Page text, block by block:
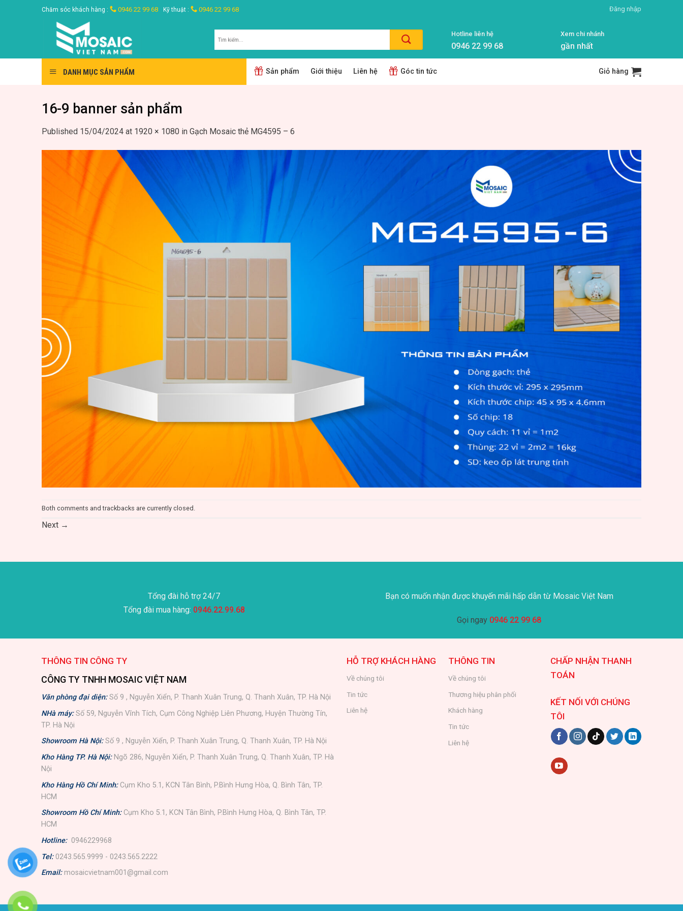
Chăm sóc khách hàng : 0946 22 99 68 Kỹ thuật : 0946 22 99 68 Đăng nhập
Hotline liên hệ
0946 22 99 68
Xem chi nhánh
gần nhất
DANH MỤC SẢN PHẨM Sản phẩm Giới thiệu Liên hệ Góc tin tức Giỏ hàng
16-9 banner sản phẩm
Published 15/04/2024 at 1920 × 1080 in Gạch Mosaic thẻ MG4595 – 6
Both comments and trackbacks are currently closed.
Next →
Tổng đài hỗ trợ 24/7
Tổng đài mua hàng: 0946.22.99.68
Bạn có muốn nhận được khuyến mãi hấp dẫn từ Mosaic Việt Nam
Gọi ngay 0946 22 99 68
THÔNG TIN CÔNG TY
CÔNG TY TNHH MOSAIC VIỆT NAM
Văn phòng đại diện:Số 9 , Nguyễn Xiển, P. Thanh Xuân Trung, Q. Thanh Xuân, TP. Hà Nội
NHà máy: Số 59, Nguyễn Vĩnh Tích, Cụm Công Nghiệp Liên Phương, Huyện Thường Tín,
TP. Hà Nội
Showroom Hà Nội: Số 9 , Nguyễn Xiển, P. Thanh Xuân Trung, Q. Thanh Xuân, TP. Hà Nội
Kho Hàng TP. Hà Nội: Ngõ 286, Nguyễn Xiển, P. Thanh Xuân Trung, Q. Thanh Xuân, TP. Hà
Nội
Kho Hàng Hồ Chí Minh: Cụm Kho 5.1, KCN Tân Bình, P.Bình Hưng Hòa, Q. Bình Tân, TP.
HCM
Showroom Hồ Chí Minh: Cụm Kho 5.1, KCN Tân Bình, P.Bình Hưng Hòa, Q. Bình Tân, TP.
HCM
Hotline: 0946229968
Tel: 0243.565.9999 - 0243.565.2222
Email: mosaicvietnam001@gmail.com
HỖ TRỢ KHÁCH HÀNG
Về chúng tôi
Tin tức
Liên hệ
THÔNG TIN
Về chúng tôi
Thương hiệu phân phối
Khách hàng
Tin tức
Liên hệ
CHẤP NHẬN THANH
TOÁN
KẾT NỐI VỚI CHÚNG
TÔI